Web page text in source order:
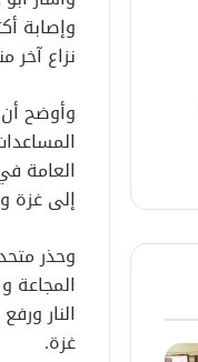
نزاع آخر
العامة
إلى غزة
وحذر
المجاعة
النار
غزة.